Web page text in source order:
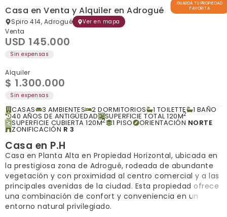
GUARDÁ TU PROPIEDAD
FAVORITA
Casa en Venta y Alquiler en Adrogué
Spiro 414, Adrogué Ver en mapa
Venta
USD 145.000
Sin expensas
Alquiler
$ 1.300.000
Sin expensas
CASAS 3 AMBIENTES 2 DORMITORIOS 1 TOILETTE 1 BAÑO
40 AÑOS DE ANTIGÜEDAD SUPERFICIE TOTAL 120M2
SUPERFICIE CUBIERTA 120M2 1 PISO ORIENTACIÓN NORTE
ZONIFICACIÓN R 3
Casa en P.H
Casa en Planta Alta en Propiedad Horizontal, ubicada en
la prestigiosa zona de Adrogué, rodeada de abundante
vegetación y con proximidad al centro comercial y a las
principales avenidas de la ciudad. Esta propiedad ofrece
una combinación de confort y conveniencia en un
entorno natural privilegiado.